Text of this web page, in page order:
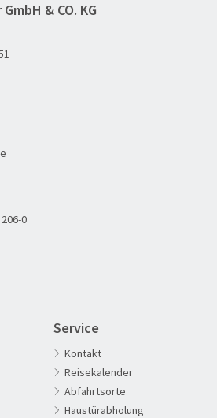
& CO. KG
0
Service
Kontakt
Reisekalender
Abfahrtsorte
Haustürabholung